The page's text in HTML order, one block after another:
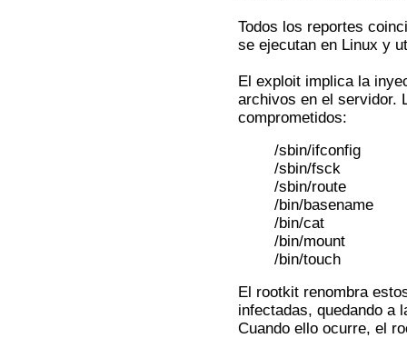
Todos los reportes
se ejecutan en Linux y
El exploit implica la
archivos en el servidor.
comprometidos:
/sbin/ifconfig
/sbin/fsck
/sbin/route
/bin/basename
/bin/cat
/bin/mount
/bin/touch
El rootkit renombra
infectadas, quedando a
Cuando ello ocurre, el